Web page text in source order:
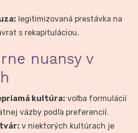
legitimizovaná prestávka na
s rekapituláciou.
nuansy v
kultúra: voľba formulácií
väzby podľa preferencií.
v niektorých kultúrach je